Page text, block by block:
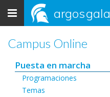
Toggle
navigation
argos
Campus Online
Puesta en marcha
Programaciones
Temas